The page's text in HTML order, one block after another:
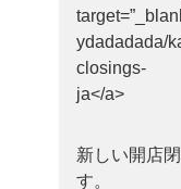
ydadadada/
closings-
ja</a>
新しい開店
す。